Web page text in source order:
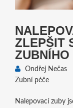
ZLEPŠIT
Ondřej Nečas
Zubní péče
Nalepovací zuby